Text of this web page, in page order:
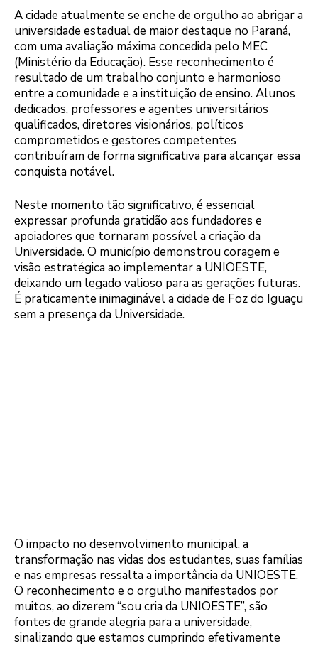
A cidade atualmente se enche de orgulho ao abrigar a
universidade estadual de maior destaque no Paraná,
com uma avaliação máxima concedida pelo MEC
(Ministério da Educação). Esse reconhecimento é
resultado de um trabalho conjunto e harmonioso
entre a comunidade e a instituição de ensino. Alunos
dedicados, professores e agentes universitários
qualificados, diretores visionários, políticos
comprometidos e gestores competentes
contribuíram de forma significativa para alcançar essa
conquista notável.
Neste momento tão significativo, é essencial
expressar profunda gratidão aos fundadores e
apoiadores que tornaram possível a criação da
Universidade. O município demonstrou coragem e
visão estratégica ao implementar a UNIOESTE,
deixando um legado valioso para as gerações futuras.
É praticamente inimaginável a cidade de Foz do Iguaçu
sem a presença da Universidade.
O impacto no desenvolvimento municipal, a
transformação nas vidas dos estudantes, suas famílias
e nas empresas ressalta a importância da UNIOESTE.
O reconhecimento e o orgulho manifestados por
muitos, ao dizerem “sou cria da UNIOESTE”, são
fontes de grande alegria para a universidade,
sinalizando que estamos cumprindo efetivamente